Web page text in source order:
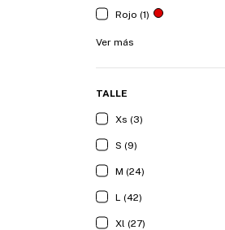
Rojo (1)
Ver más
TALLE
Xs (3)
S (9)
M (24)
L (42)
Xl (27)